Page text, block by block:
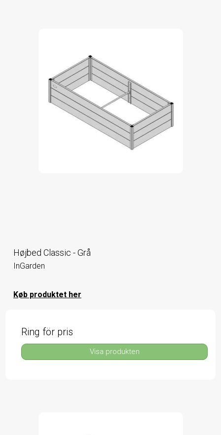
Højbed Classic - Grå
InGarden
Køb produktet her
Ring för pris
Visa produkten